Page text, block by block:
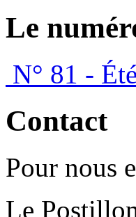
Le
N° 81 -
Contact
Pour nous
Le